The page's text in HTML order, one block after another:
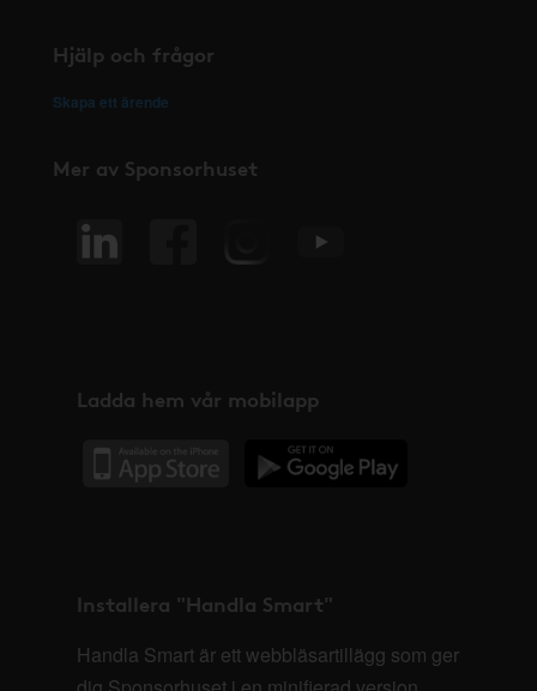
Hjälp och frågor
Skapa ett ärende
Mer av Sponsorhuset
Ladda hem vår mobilapp
Installera "Handla Smart"
Handla Smart är ett webbläsartillägg som ger